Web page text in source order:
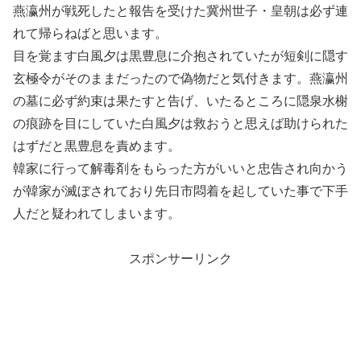
燕瀛州が戦死したと報告を受けた冀州世子・皇朝は必ず連
れて帰らねばと思います。
目を覚ます白風夕は黒豊息に介抱されていたが短剣に隠す
玄極令がそのままだったので偽物だと気付きます。燕瀛州
の墓に必ず約束は果たすと告げ、いたるところに隠泉水榭
の痕跡を目にしていた白風夕は救おうと思えば助けられた
はずだと黒豊息を責めます。
韓家に行って解毒剤をもらった方がいいと忠告され向かう
が韓家が滅ぼされており先日市悶着を起していた事で下手
人だと疑われてしまいます。
スポンサーリンク